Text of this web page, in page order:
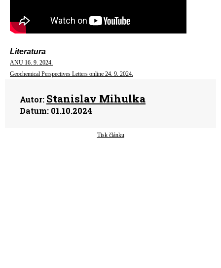
Literatura
ANU 16. 9. 2024.
Geochemical Perspectives Letters online 24. 9. 2024.
Autor: Stanislav Mihulka
Datum: 01.10.2024
Tisk článku